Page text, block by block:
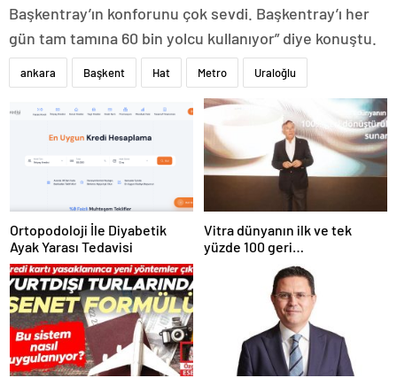
Başkentray’ın konforunu çok sevdi. Başkentray’ı her
gün tam tamına 60 bin yolcu kullanıyor” diye konuştu.
ankara Başkent Hat Metro Uraloğlu
Ortopodoloji İle Diyabetik
Ayak Yarası Tedavisi
Vitra dünyanın ilk ve tek
yüzde 100 geri
dönüştürülmüş seramik
lavabosunu üretti: En çevreci
lavabo Türkiye’den